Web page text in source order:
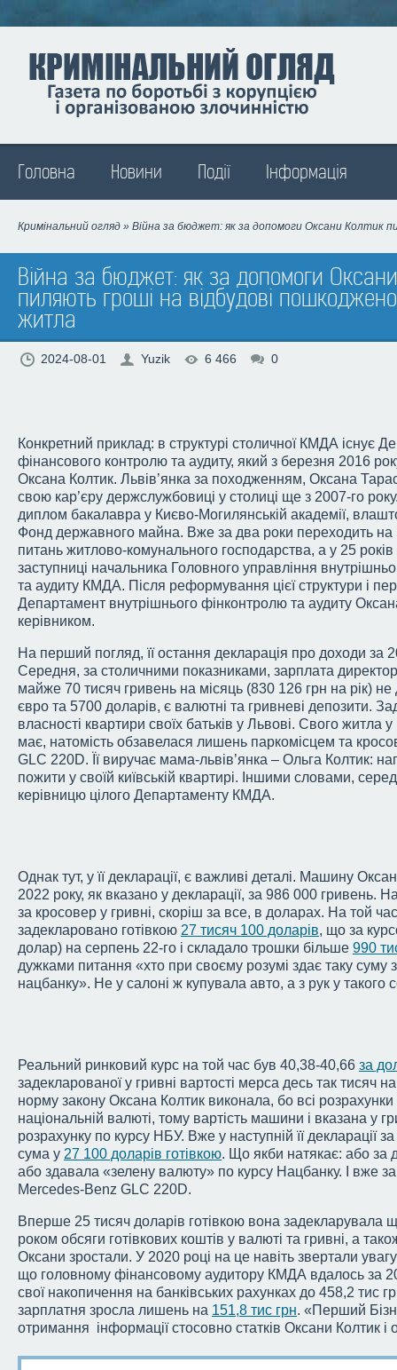
Головна Новини Події Інформація
Кримінальний огляд » Війна за бюджет: як за допомоги Оксани Колтик
Війна за бюджет: як за допомоги
пиляють гроші на відбудові
житла
2024-08-01 Yuzik 6 466 0
Конкретний приклад: в структурі столичної КМДА існує
фінансового контролю та аудиту, який з березня 2016
Оксана Колтик. Львів’янка за походженням, Оксана
свою кар’єру держслужбовиці у столиці ще з 2007-го
диплом бакалавра у Києво-Могилянській академії,
Фонд державного майна. Вже за два роки переходить на
питань житлово-комунального господарства, а у 25
заступниці начальника Головного управління
та аудиту КМДА. Після реформування цієї структури і
Департамент внутрішнього фінконтролю та аудиту
керівником.
На перший погляд, її остання декларація про доходи за
Середня, за столичними показниками, зарплата
майже 70 тисяч гривень на місяць (830 126 грн на рік) не
євро та 5700 доларів, є валютні та гривневі депозити.
власності квартири своїх батьків у Львові. Свого житла
має, натомість обзавелася лишень паркомісцем та
GLC 220D. Її виручає мама-львів’янка – Ольга Колтик:
пожити у своїй київській квартирі. Іншими словами,
керівницю цілого Департаменту КМДА.
Однак тут, у її декларації, є важливі деталі. Машину
2022 року, як вказано у декларації, за 986 000 гривень.
за кросовер у гривні, скоріш за все, в доларах. На той
задекларовано готівкою 27 тисяч 100 доларів, що за
долар) на серпень 22-го і складало трошки більше 990
дужками питання «хто при своєму розумі здає таку суму
нацбанку». Не у салоні ж купувала авто, а з рук у такого
Реальний ринковий курс на той час був 40,38-40,66 за
задекларованої у гривні вартості мерса десь так тисяч
норму закону Оксана Колтик виконала, бо всі
національній валюті, тому вартість машини і вказана у
розрахунку по курсу НБУ. Вже у наступній її декларації
сума у 27 100 доларів готівкою. Що якби натякає: або за
або здавала «зелену валюту» по курсу Нацбанку. І вже
Mercedes-Benz GLC 220D.
Вперше 25 тисяч доларів готівкою вона задекларувала
роком обсяги готівкових коштів у валюті та гривні, а
Оксани зростали. У 2020 році на це навіть звертали
що головному фінансовому аудитору КМДА вдалось за
свої накопичення на банківських рахунках до 458,2 тис
зарплатня зросла лишень на 151,8 тис грн. «Перший
отримання інформації стосовно статків Оксани Колтик і